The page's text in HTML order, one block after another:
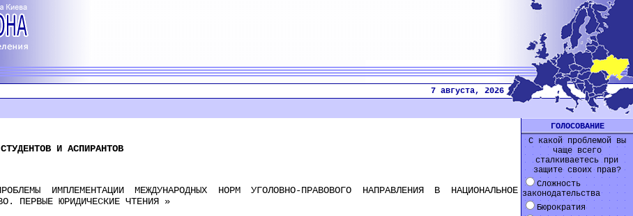
7 августа, 2026
И АСПИРАНТОВ
ИМПЛЕМЕНТАЦИИ МЕЖДУНАРОДНЫХ НОРМ УГОЛОВНО-ПРАВОВОГО НАПРАВЛЕНИЯ В НАЦИОНАЛЬНОЕ
ПЕРВЫЕ ЮРИДИЧЕСКИЕ ЧТЕНИЯ »
ГОЛОСОВАНИЕ
С какой проблемой вы
чаще всего
сталкиваетесь при
защите своих прав?
Сложность
законодательства
Бюрократия